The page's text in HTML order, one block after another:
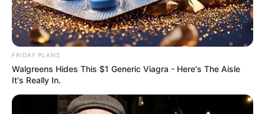
FRIDAY PLANS
Walgreens Hides This $1 Generic Viagra - Here's The Aisle
It's Really In.